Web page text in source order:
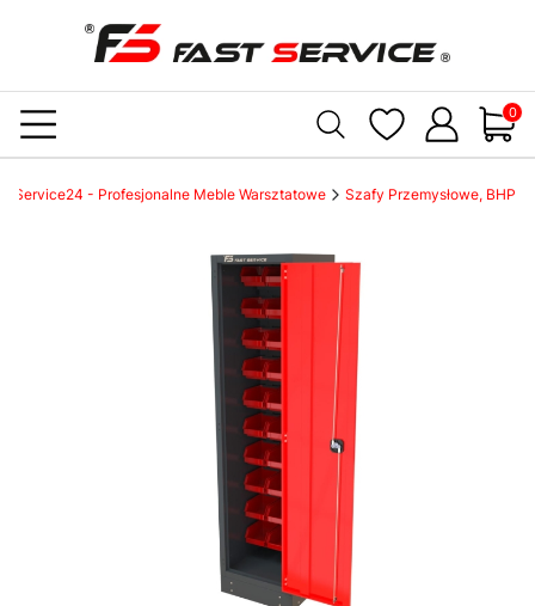
Service24 - Profesjonalne Meble Warsztatowe Szafy Przemysłowe, BHP